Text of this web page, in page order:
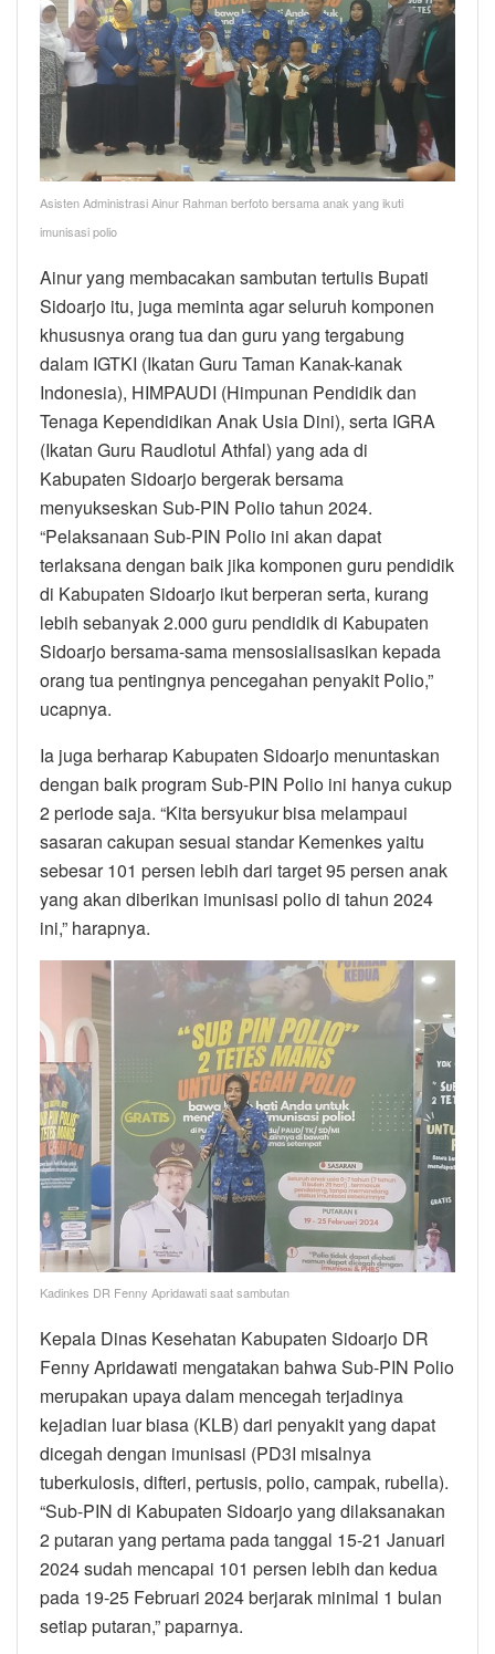
Asisten Administrasi Ainur Rahman berfoto bersama anak yang ikuti
imunisasi polio
Ainur yang membacakan sambutan tertulis Bupati
Sidoarjo itu, juga meminta agar seluruh komponen
khususnya orang tua dan guru yang tergabung
dalam IGTKI (Ikatan Guru Taman Kanak-kanak
Indonesia), HIMPAUDI (Himpunan Pendidik dan
Tenaga Kependidikan Anak Usia Dini), serta IGRA
(Ikatan Guru Raudlotul Athfal) yang ada di
Kabupaten Sidoarjo bergerak bersama
menyukseskan Sub-PIN Polio tahun 2024.
“Pelaksanaan Sub-PIN Polio ini akan dapat
terlaksana dengan baik jika komponen guru pendidik
di Kabupaten Sidoarjo ikut berperan serta, kurang
lebih sebanyak 2.000 guru pendidik di Kabupaten
Sidoarjo bersama-sama mensosialisasikan kepada
orang tua pentingnya pencegahan penyakit Polio,”
ucapnya.
Ia juga berharap Kabupaten Sidoarjo menuntaskan
dengan baik program Sub-PIN Polio ini hanya cukup
2 periode saja. “Kita bersyukur bisa melampaui
sasaran cakupan sesuai standar Kemenkes yaitu
sebesar 101 persen lebih dari target 95 persen anak
yang akan diberikan imunisasi polio di tahun 2024
ini,” harapnya.
Kadinkes DR Fenny Apridawati saat sambutan
Kepala Dinas Kesehatan Kabupaten Sidoarjo DR
Fenny Apridawati mengatakan bahwa Sub-PIN Polio
merupakan upaya dalam mencegah terjadinya
kejadian luar biasa (KLB) dari penyakit yang dapat
dicegah dengan imunisasi (PD3I misalnya
tuberkulosis, difteri, pertusis, polio, campak, rubella).
“Sub-PIN di Kabupaten Sidoarjo yang dilaksanakan
2 putaran yang pertama pada tanggal 15-21 Januari
2024 sudah mencapai 101 persen lebih dan kedua
pada 19-25 Februari 2024 berjarak minimal 1 bulan
setiap putaran,” paparnya.